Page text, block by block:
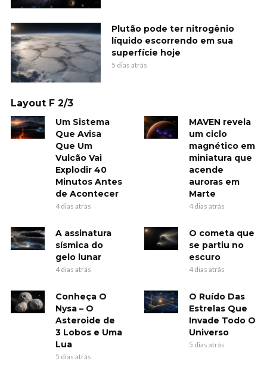
Plutão pode ter nitrogênio
líquido escorrendo em sua
superfície hoje
5 dias atrás
Layout F 2/3
Um Sistema
Que Avisa
Que Um
Vulcão Vai
Explodir 40
Minutos Antes
de Acontecer
4 dias atrás
MAVEN revela
um ciclo
magnético em
miniatura que
acende
auroras em
Marte
4 dias atrás
A assinatura
sísmica do
gelo lunar
4 dias atrás
O cometa que
se partiu no
escuro
4 dias atrás
Conheça O
Nysa – O
Asteroide de
3 Lobos e Uma
Lua
5 dias atrás
O Ruído Das
Estrelas Que
Invade Todo O
Universo
5 dias atrás